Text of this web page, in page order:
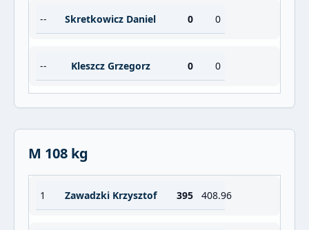
-- Skretkowicz Daniel 0 0
-- Kleszcz Grzegorz 0 0
M 108 kg
1 Zawadzki Krzysztof 395 408.96